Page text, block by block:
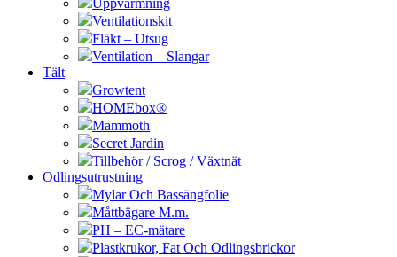
Uppvärmning
Ventilationskit
Fläkt – Utsug
Ventilation – Slangar
Tält
Growtent
HOMEbox®
Mammoth
Secret Jardin
Tillbehör / Scrog / Växtnät
Odlingsutrustning
Mylar Och Bassängfolie
Måttbägare M.m.
PH – EC-mätare
Plastkrukor, Fat Och Odlingsbrickor